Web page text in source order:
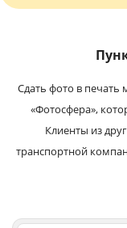
Сдать фото в печать
«Фотосфера»,
Клиенты из
транспортной